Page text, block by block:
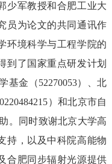
少军教授和合肥工业大
员为论文的共同通讯作
环境科学与工程学院的
到了国家重点研发计划
基金（52270053）、北
）和北京市自
。同时致谢北京大学高
持 ，以及中科院高能物
合肥同步辐射光源提供